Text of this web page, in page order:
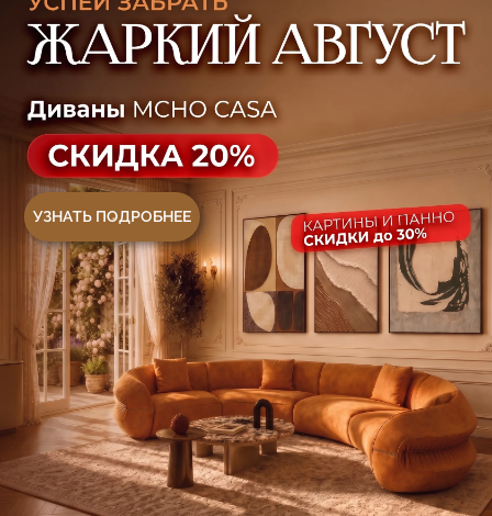
© 2026 Sky Living
Политика конфиденциальности
+7 (958) 202-41-41
+7 (499) 916-60-66
+7 (932) 021-99-97
Политика возврата товаров
Sales@skyliving.ru
Ежедневно, с 10:00 до 21:00
Telegram и YouTube ограничены на территории
РФ (на основании ФЗ-149 "Об информации")